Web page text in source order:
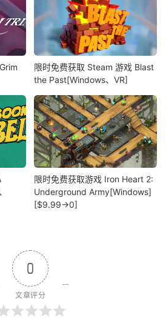
限时免费获取 Steam 游戏 Blast
the Past[Windows、VR]
限时免费获取游戏 Iron Heart 2:
Underground Army[Windows]
[$9.99→0]
0
文章评分